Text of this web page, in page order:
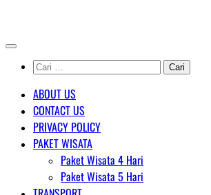
content
Cari
untuk:
ABOUT US
CONTACT US
PRIVACY POLICY
PAKET WISATA
Paket Wisata 4 Hari
Paket Wisata 5 Hari